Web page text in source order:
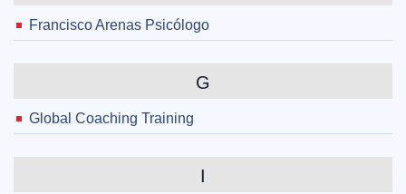
Francisco Arenas Psicólogo
G
Global Coaching Training
I